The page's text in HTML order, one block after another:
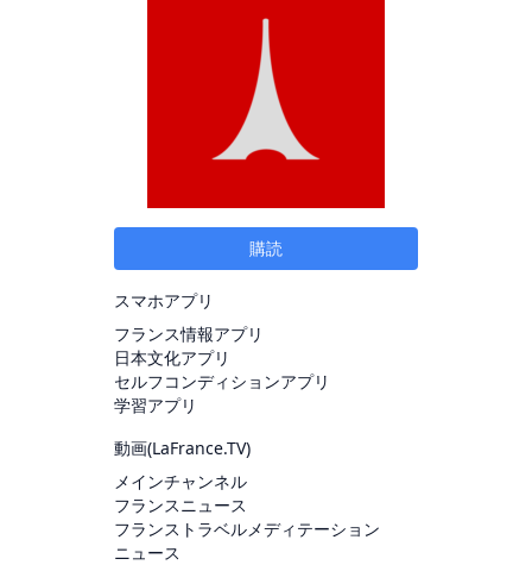
購読
スマホアプリ
フランス情報アプリ
日本文化アプリ
セルフコンディションアプリ
学習アプリ
動画(LaFrance.TV)
メインチャンネル
フランスニュース
フランストラベルメディテーション
ニュース